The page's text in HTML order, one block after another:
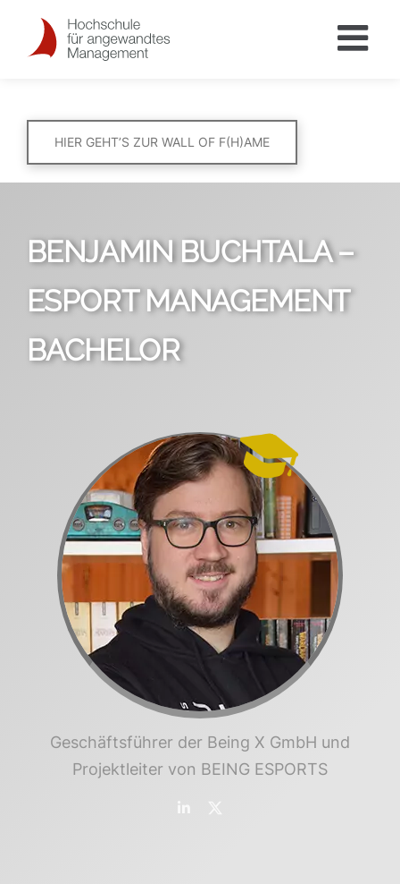
HIER GEHT’S ZUR WALL OF F(H)AME
BENJAMIN BUCHTALA –
ESPORT MANAGEMENT
BACHELOR
Geschäftsführer der Being X GmbH und
Projektleiter von BEING ESPORTS